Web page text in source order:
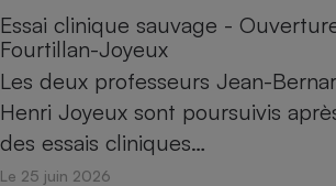
Essai clinique sauvage -
Fourtillan-Joyeux
Les deux professeurs Jean-
Henri Joyeux sont poursuivis
des essais cliniques…
Le 25 juin 2026